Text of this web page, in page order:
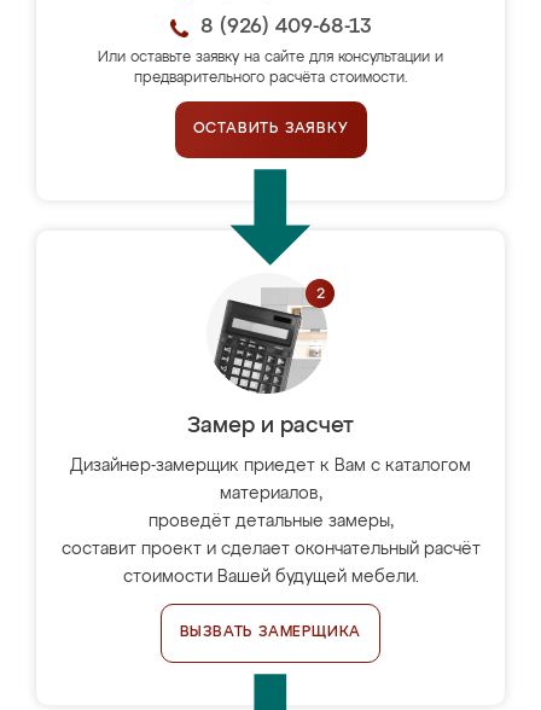
8 (926) 409-68-13
Или оставьте заявку на сайте для консультации и
предварительного расчёта стоимости.
ОСТАВИТЬ ЗАЯВКУ
Замер и расчет
Дизайнер-замерщик приедет к Вам с каталогом
материалов,
проведёт детальные замеры,
составит проект и сделает окончательный расчёт
стоимости Вашей будущей мебели.
ВЫЗВАТЬ ЗАМЕРЩИКА